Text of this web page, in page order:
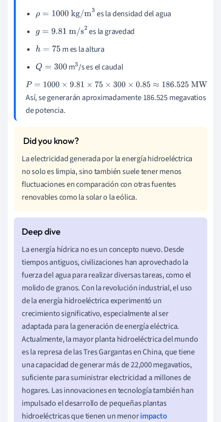
ρ=1000 kg/m3
es la densidad del agua
g=9.81 m/s2
es la gravedad
h=75
m es la altura
Q= 300 m3/s es el caudal
P= 1000×9.81×75×300 ×0.85≈186.525MW
Así, se generarán aproximadamente 186.525 megavatios
de potencia.
La electricidad generada por la energía hidroeléctrica
no solo es limpia, sino también suele tener menos
fluctuaciones en comparación con otras fuentes
renovables como la solar o la eólica.
La energía hídrica no es un concepto nuevo. Desde
tiempos antiguos, civilizaciones han aprovechado la
fuerza del agua para realizar diversas tareas, como el
molido de granos. Con la revolución industrial, el uso
de la energía hidroeléctrica experimentó un
crecimiento significativo, especialmente al ser
adaptada para la generación de energía eléctrica.
Actualmente, la mayor planta hidroeléctrica del mundo
es la represa de las Tres Gargantas en China, que tiene
una capacidad de generar más de 22,000 megavatios,
suficiente para suministrar electricidad a millones de
hogares. Las innovaciones en tecnología también han
impulsado el desarrollo de pequeñas plantas
hidroeléctricas que tienen un menorimpacto